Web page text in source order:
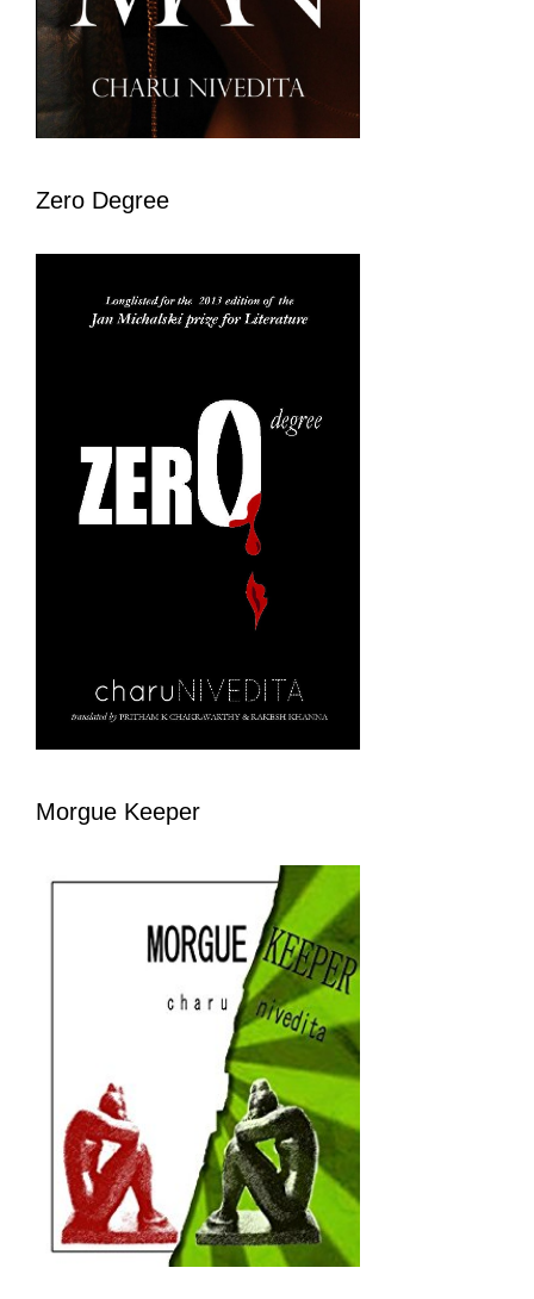
Zero Degree
Morgue Keeper